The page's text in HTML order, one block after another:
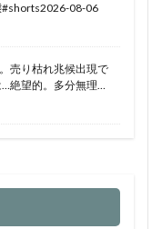
#shorts2026-08-06
売り枯れ兆候出現で
…絶望的。多分無理…